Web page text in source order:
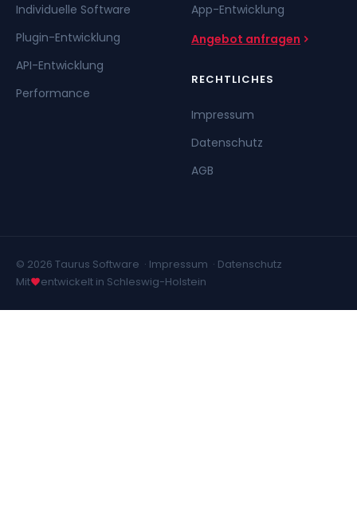
Individuelle Software
Plugin-Entwicklung
API-Entwicklung
Performance
App-Entwicklung
Angebot anfragen
RECHTLICHES
Impressum
Datenschutz
AGB
© 2026 Taurus Software · Impressum · Datenschutz
Mit
entwickelt in Schleswig-Holstein